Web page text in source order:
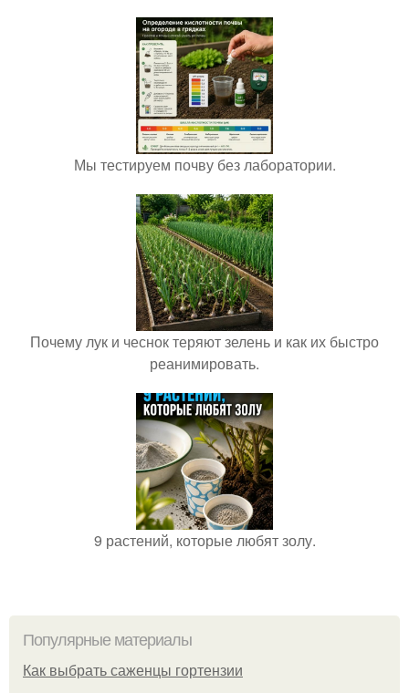
Мы тестируем почву без лаборатории.
Почему лук и чеснок теряют зелень и как их быстро
реанимировать.
9 растений, которые любят золу.
Популярные материалы
Как выбрать саженцы гортензии